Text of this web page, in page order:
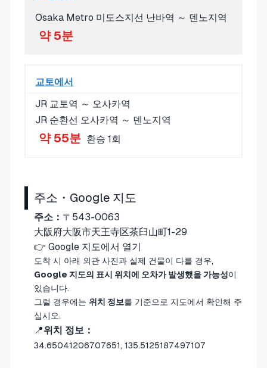
Osaka Metro 미도스지선 난바역 ～ 덴노지역
약 5분
교토에서
JR 교토역 ～ 오사카역
JR 순환선 오사카역 ～ 덴노지역
약 55분 환승 1회
주소・Google 지도
주소： 〒543-0063
大阪府大阪市天王寺区茶臼山町1-29
👉 Google 지도에서 열기
도착 시 아래 외관 사진과 실제 건물이 다를 경우,
Google 지도의 표시 위치에 오차가 발생했을 가능성이
있습니다.
그럴 경우에는 위치 정보를 기준으로 지도에서 확인해 주
십시오.
📍위치 정보：
34.65041206707651, 135.5125187497107